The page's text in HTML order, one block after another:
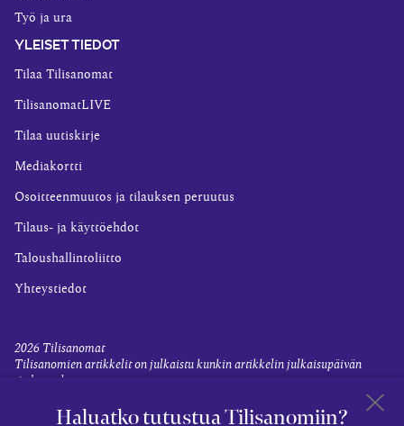
Työ ja ura
YLEISET TIEDOT
Tilaa Tilisanomat
TilisanomatLIVE
Tilaa uutiskirje
Mediakortti
Osoitteenmuutos ja tilauksen peruutus
Tilaus- ja käyttöehdot
Taloushallintoliitto
Yhteystiedot
2026 Tilisanomat
Tilisanomien artikkelit on julkaistu kunkin artikkelin julkaisupäivän
tiedon valossa.
EvästevalinnatHaluatko tutustua Tilisanomiin?